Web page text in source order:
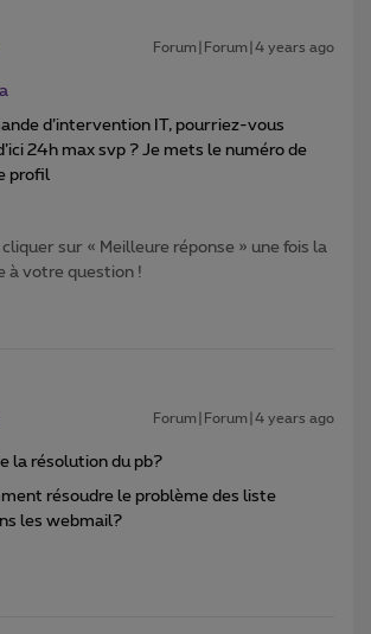
Forum|Forum|4 years ago
d’intervention IT, pourriez-vous
24h max svp ? Je mets le numéro de
profil
cliquer sur « Meilleure réponse » une fois la
à votre question !
Forum|Forum|4 years ago
la résolution du pb?
résoudre le problème des liste
les webmail?